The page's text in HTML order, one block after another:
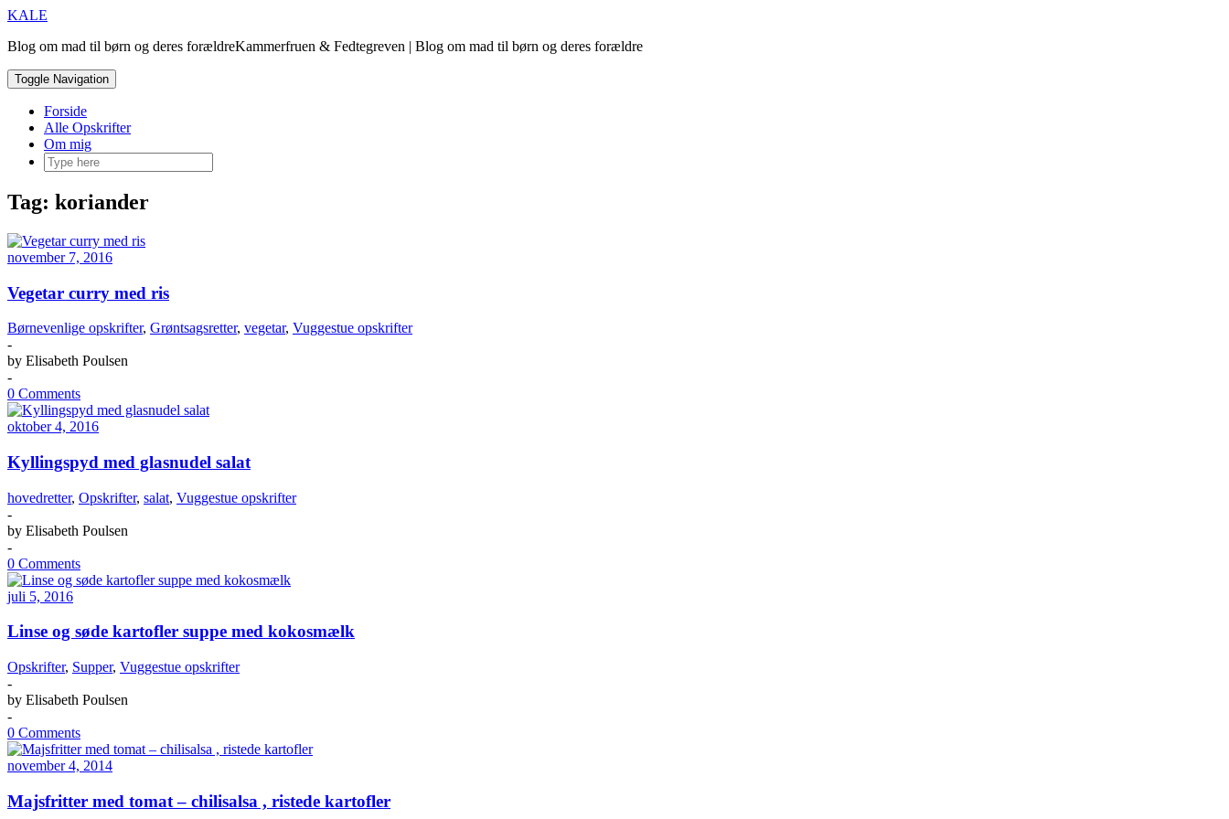
Skip
content
KALE
Blog om mad til børn og deres forældreKammerfruen & Fedtegreven | Blog om mad til børn og deres forældre
Toggle Navigation
Forside
Alle Opskrifter
Om mig
Tag: koriander
november 7, 2016
Vegetar curry med ris
Børnevenlige opskrifter, Grøntsagsretter, vegetar, Vuggestue opskrifter
-
by Elisabeth Poulsen
-
0 Comments
oktober 4, 2016
Kyllingspyd med glasnudel salat
hovedretter, Opskrifter, salat, Vuggestue opskrifter
-
by Elisabeth Poulsen
-
0 Comments
juli 5, 2016
Linse og søde kartofler suppe med kokosmælk
Opskrifter, Supper, Vuggestue opskrifter
-
by Elisabeth Poulsen
-
0 Comments
november 4, 2014
Majsfritter med tomat – chilisalsa , ristede kartofler